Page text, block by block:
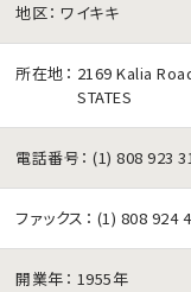
地区： ワイキキ
所在地： 2169 Kalia
STATES
電話番号： (1) 808 923
ファックス： (1) 808 924
開業年： 1955年